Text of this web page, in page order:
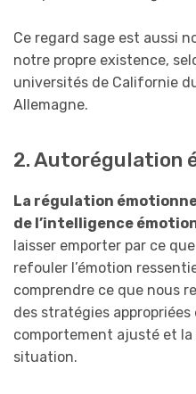
Ce regard sage est aussi
notre propre existence,
universités de Californie
Allemagne.
2. Autorégulation
La régulation
de l’intelligence
laisser emporter par ce
refouler l’émotion
comprendre ce que nous
des stratégies
comportement ajusté et la
situation.